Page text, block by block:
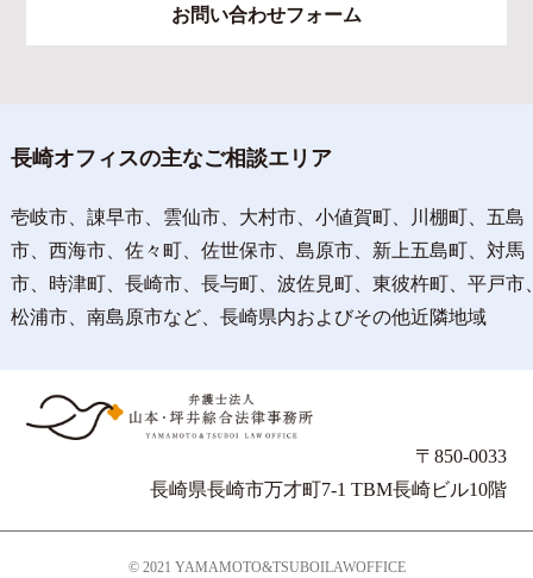
お問い合わせフォーム
長崎オフィスの主なご相談エリア
壱岐市、諌早市、雲仙市、大村市、小値賀町、川棚町、五島
市、西海市、佐々町、佐世保市、島原市、新上五島町、対馬
市、時津町、長崎市、長与町、波佐見町、東彼杵町、平戸市
松浦市、南島原市など、長崎県内およびその他近隣地域
〒850-0033
長崎県長崎市万才町7-1 TBM長崎ビル10階
© 2021 YAMAMOTO&TSUBOILAWOFFICE